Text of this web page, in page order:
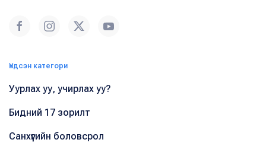
Үндсэн категори
Уурлах уу, учирлах уу?
Бидний 17 зорилт
Санхүүгийн боловсрол